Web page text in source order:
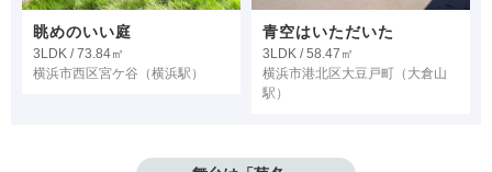
眺めのいい庭
3LDK / 73.84㎡
横浜市西区宮ケ谷 （横浜駅）
青空はいただいた
3LDK / 58.47㎡
横浜市港北区大豆戸町 （大倉山
駅）